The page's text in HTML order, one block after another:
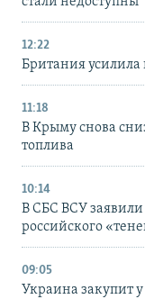
12:22
Британия
11:18
В Крыму снова
топлива
10:14
В СБС ВСУ заявили
российского
09:05
Украина закупит